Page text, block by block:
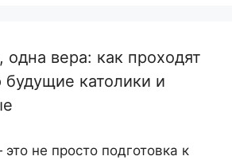
одна вера: как проходят
будущие католики и
не просто подготовка к